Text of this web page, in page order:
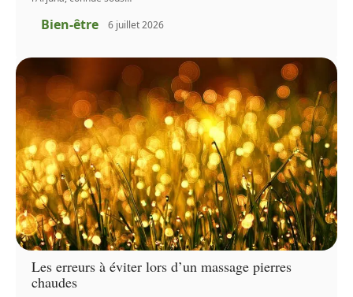
Bien-être 6 juillet 2026
Les erreurs à éviter lors d’un massage pierres
chaudes